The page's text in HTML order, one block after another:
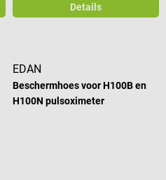
Details
EDAN
Beschermhoes voor H100B en
H100N pulsoximeter